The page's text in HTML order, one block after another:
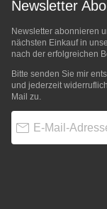
Newsletter
Newsletter abonnieren
nächsten Einkauf in
nach der erfolgreichen
Bitte senden Sie mir
und jederzeit
Mail zu.